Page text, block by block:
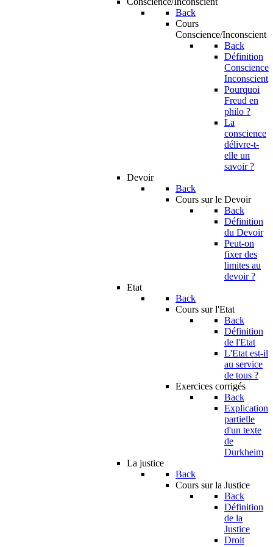
Back
Cours
Conscience/Inconscient
Back
Définition
Conscience
Inconscient
Pourquoi
Freud en
philo ?
La
conscience
délivre-t-
elle un
savoir ?
Devoir
Back
Cours sur le Devoir
Back
Définition
du Devoir
Peut-on
fixer des
limites au
devoir ?
Etat
Back
Cours sur l'Etat
Back
Définition
de l'Etat
L'Etat est-il
au service
de tous ?
Exercices corrigés
Back
Explication
partielle
d'un texte
de
Durkheim
La justice
Back
Cours sur la Justice
Back
Définition
de la
Justice
Droit